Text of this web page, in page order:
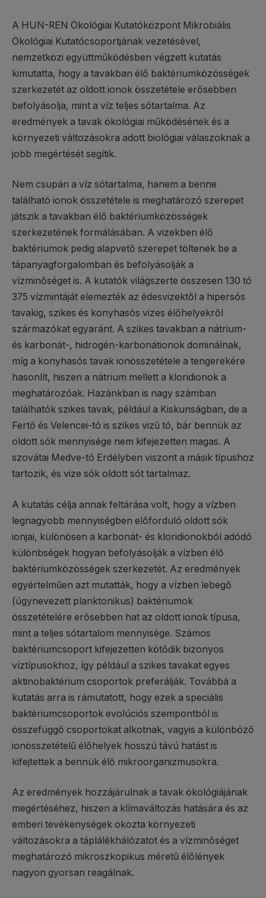
A HUN-REN Ökológiai Kutatóközpont Mikrobiális
Ökológiai Kutatócsoportjának vezetésével,
nemzetközi együttműködésben végzett kutatás
kimutatta, hogy a tavakban élő baktériumközösségek
szerkezetét az oldott ionok összetétele erősebben
befolyásolja, mint a víz teljes sótartalma. Az
eredmények a tavak ökológiai működésének és a
környezeti változásokra adott biológiai válaszoknak a
jobb megértését segítik.
Nem csupán a víz sótartalma, hanem a benne
található ionok összetétele is meghatározó szerepet
játszik a tavakban élő baktériumközösségek
szerkezetének formálásában. A vizekben élő
baktériumok pedig alapvető szerepet töltenek be a
tápanyagforgalomban és befolyásolják a
vízminőséget is. A kutatók világszerte összesen 130 tó
375 vízmintáját elemezték az édesvizektől a hipersós
tavakig, szikes és konyhasós vizes élőhelyekről
származókat egyaránt. A szikes tavakban a nátrium-
és karbonát-, hidrogén-karbonátionok dominálnak,
míg a konyhasós tavak ionösszetétele a tengerekére
hasonlít, hiszen a nátrium mellett a kloridionok a
meghatározóak. Hazánkban is nagy számban
találhatók szikes tavak, például a Kiskunságban, de a
Fertő és Velencei-tó is szikes vizű tó, bár bennük az
oldott sók mennyisége nem kifejezetten magas. A
szovátai Medve-tó Erdélyben viszont a másik típushoz
tartozik, és vize sók oldott sót tartalmaz.
A kutatás célja annak feltárása volt, hogy a vízben
legnagyobb mennyiségben előforduló oldott sók
ionjai, különösen a karbonát- és kloridionokból adódó
különbségek hogyan befolyásolják a vízben élő
baktériumközösségek szerkezetét. Az eredmények
egyértelműen azt mutatták, hogy a vízben lebegő
(úgynevezett planktonikus) baktériumok
összetételére erősebben hat az oldott ionok típusa,
mint a teljes sótartalom mennyisége. Számos
baktériumcsoport kifejezetten kötődik bizonyos
víztípusokhoz, így például a szikes tavakat egyes
aktinobaktérium csoportok preferálják. Továbbá a
kutatás arra is rámutatott, hogy ezek a speciális
baktériumcsoportok evolúciós szempontból is
összefüggő csoportokat alkotnak, vagyis a különböző
ionösszetételű élőhelyek hosszú távú hatást is
kifejtettek a bennük élő mikroorganizmusokra.
Az eredmények hozzájárulnak a tavak ökológiájának
megértéséhez, hiszen a klímaváltozás hatására és az
emberi tevékenységek okozta környezeti
változásokra a táplálékhálózatot és a vízminőséget
meghatározó mikroszkopikus méretű élőlények
nagyon gyorsan reagálnak.